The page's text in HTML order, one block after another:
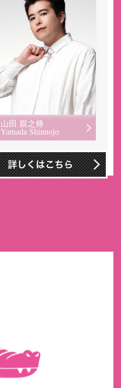
山田 親之條
Yamada Shinnojo